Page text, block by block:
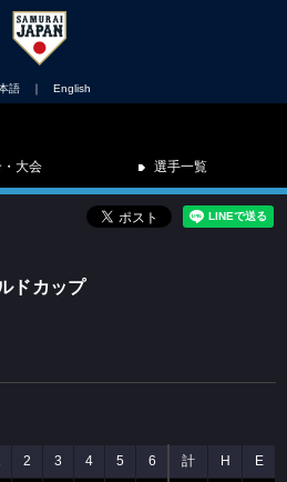
語 ｜ English
大会 選手一覧
ドカップ
2 3 4 5 6 計 H E